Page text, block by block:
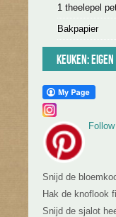
1 theelepel
Bakpapier
Keuken:
Snijd de
Hak de knoflook
Snijd de sjalot